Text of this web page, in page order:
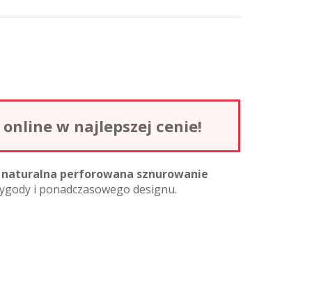
w najlepszej cenie!
naturalna perforowana sznurowanie
i ponadczasowego designu.